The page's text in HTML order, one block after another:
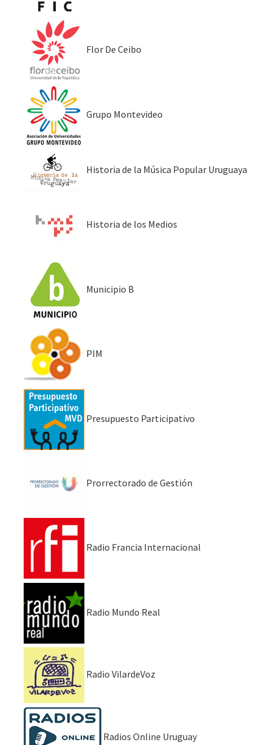
Flor De Ceibo
Grupo Montevideo
Historia de la Música Popular Uruguaya
Historia de los Medios
Municipio B
PIM
Presupuesto Participativo
Prorrectorado de Gestión
Radio Francia Internacional
Radio Mundo Real
Radio VilardeVoz
Radios Online Uruguay